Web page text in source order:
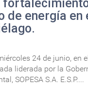
de energía en
24 de junio, en
liderada por la
SOPESA S.A. E.S.P....